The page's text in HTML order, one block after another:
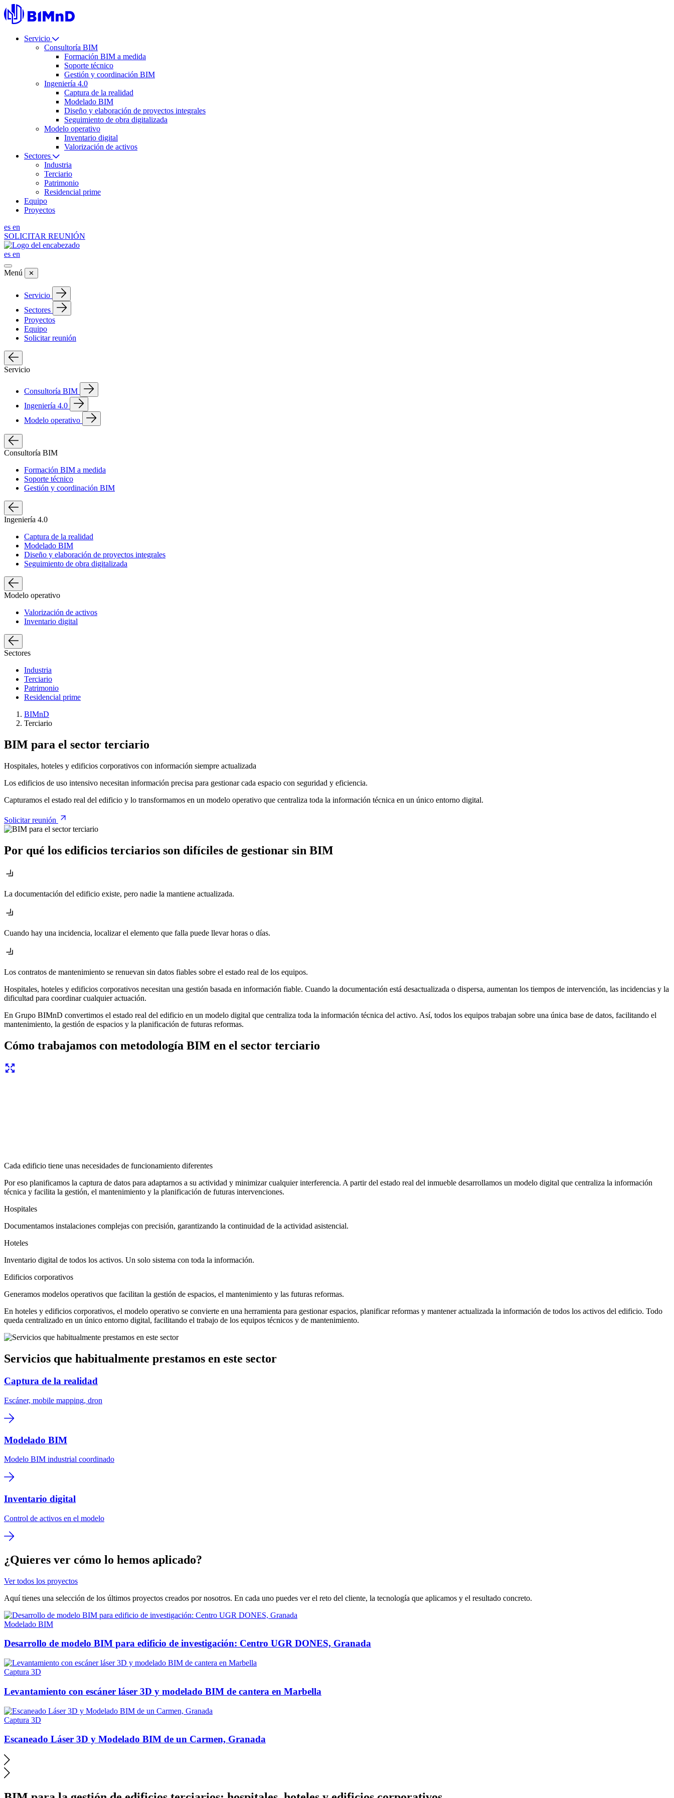
Servicio
Consultoría BIM
Formación BIM a medida
Soporte técnico
Gestión y coordinación BIM
Ingeniería 4.0
Captura de la realidad
Modelado BIM
Diseño y elaboración de proyectos integrales
Seguimiento de obra digitalizada
Modelo operativo
Inventario digital
Valorización de activos
Sectores
Industria
Terciario
Patrimonio
Residencial prime
Equipo
Proyectos
es en
SOLICITAR REUNIÓN
es en
Menú ✕
Servicio
Sectores
Proyectos
Equipo
Solicitar reunión
Servicio
Consultoría BIM
Ingeniería 4.0
Modelo operativo
Consultoría BIM
Formación BIM a medida
Soporte técnico
Gestión y coordinación BIM
Ingeniería 4.0
Captura de la realidad
Modelado BIM
Diseño y elaboración de proyectos integrales
Seguimiento de obra digitalizada
Modelo operativo
Valorización de activos
Inventario digital
Sectores
Industria
Terciario
Patrimonio
Residencial prime
BIMnD
Terciario
BIM para el sector terciario
Hospitales, hoteles y edificios corporativos con información siempre actualizada
Los edificios de uso intensivo necesitan información precisa para gestionar cada espacio con seguridad y eficiencia.
Capturamos el estado real del edificio y lo transformamos en un modelo operativo que centraliza toda la información técnica en un único entorno digital.
Solicitar reunión
Por qué los edificios terciarios son difíciles de gestionar sin BIM
La documentación del edificio existe, pero nadie la mantiene actualizada.
Cuando hay una incidencia, localizar el elemento que falla puede llevar horas o días.
Los contratos de mantenimiento se renuevan sin datos fiables sobre el estado real de los equipos.
Hospitales, hoteles y edificios corporativos necesitan una gestión basada en información fiable. Cuando la documentación está desactualizada o dispersa, aumentan los tiempos de intervención, las incidencias y la
dificultad para coordinar cualquier actuación.
En Grupo BIMnD convertimos el estado real del edificio en un modelo digital que centraliza toda la información técnica del activo. Así, todos los equipos trabajan sobre una única base de datos, facilitando el
mantenimiento, la gestión de espacios y la planificación de futuras reformas.
Cómo trabajamos con metodología BIM en el sector terciario
Cada edificio tiene unas necesidades de funcionamiento diferentes
Por eso planificamos la captura de datos para adaptarnos a su actividad y minimizar cualquier interferencia. A partir del estado real del inmueble desarrollamos un modelo digital que centraliza la información
técnica y facilita la gestión, el mantenimiento y la planificación de futuras intervenciones.
Hospitales
Documentamos instalaciones complejas con precisión, garantizando la continuidad de la actividad asistencial.
Hoteles
Inventario digital de todos los activos. Un solo sistema con toda la información.
Edificios corporativos
Generamos modelos operativos que facilitan la gestión de espacios, el mantenimiento y las futuras reformas.
En hoteles y edificios corporativos, el modelo operativo se convierte en una herramienta para gestionar espacios, planificar reformas y mantener actualizada la información de todos los activos del edificio. Todo
queda centralizado en un único entorno digital, facilitando el trabajo de los equipos técnicos y de mantenimiento.
Servicios que habitualmente prestamos en este sector
Captura de la realidad
Escáner, mobile mapping, dron
Modelado BIM
Modelo BIM industrial coordinado
Inventario digital
Control de activos en el modelo
¿Quieres ver cómo lo hemos aplicado?
Ver todos los proyectos
Aquí tienes una selección de los últimos proyectos creados por nosotros. En cada uno puedes ver el reto del cliente, la tecnología que aplicamos y el resultado concreto.
Modelado BIM
Desarrollo de modelo BIM para edificio de investigación: Centro UGR DONES, Granada
Captura 3D
Levantamiento con escáner láser 3D y modelado BIM de cantera en Marbella
Captura 3D
Escaneado Láser 3D y Modelado BIM de un Carmen, Granada